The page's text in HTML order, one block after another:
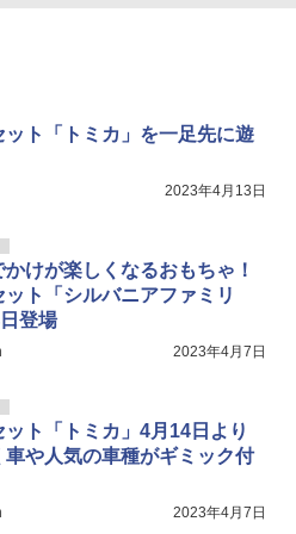
ット「トミカ」を一足先に遊
2023年4月13日
けが楽しくなるおもちゃ！
ト「シルバニアファミリ
登場
2023年4月7日
ト「トミカ」4月14日より
車や人気の車種がギミック付
2023年4月7日